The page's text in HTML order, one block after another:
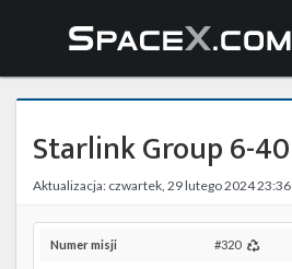
Wiadomości
Baza wiedzy
Starlink
Starship
Starlink Group 6-40
Aktualizacja: czwartek, 29 lutego 2024 23:36
Numer misji #320